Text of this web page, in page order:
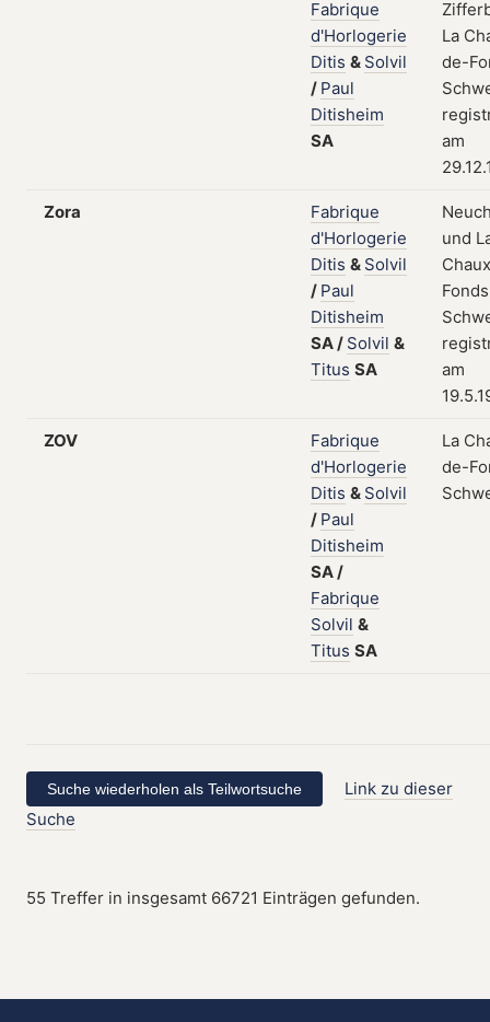
Fabrique
d'Horlogerie
Ditis & Solvil
/ Paul
Ditisheim
SA
La
de-
am
Zora
Fabrique
d'Horlogerie
Ditis & Solvil
/ Paul
Ditisheim
SA/ Solvil &
Titus SA
und
am
ZOV
Fabrique
d'Horlogerie
Ditis & Solvil
/ Paul
Ditisheim
SA/
Fabrique
Solvil &
Titus SA
La
de-
Link zu dieser
Suche
55 Treffer in insgesamt 66721 Einträgen gefunden.